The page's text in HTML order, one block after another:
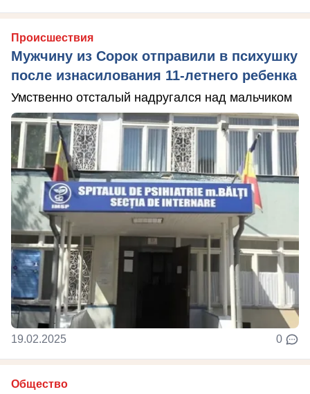
Происшествия
Мужчину из Сорок отправили в психушку
после изнасилования 11-летнего ребенка
Умственно отсталый надругался над мальчиком
19.02.2025 0
Общество